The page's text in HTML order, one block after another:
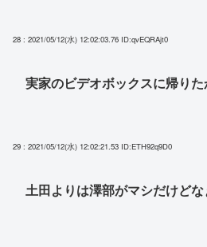
28 : 2021/05/12(水) 12:02:03.76 ID:qvEQRAjt0
実家のビデオボックスに帰り
29 : 2021/05/12(水) 12:02:21.53 ID:ETH92q9D0
土田よりは澤部がマシだけどな